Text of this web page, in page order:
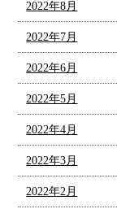
2022年8月
2022年7月
2022年6月
2022年5月
2022年4月
2022年3月
2022年2月